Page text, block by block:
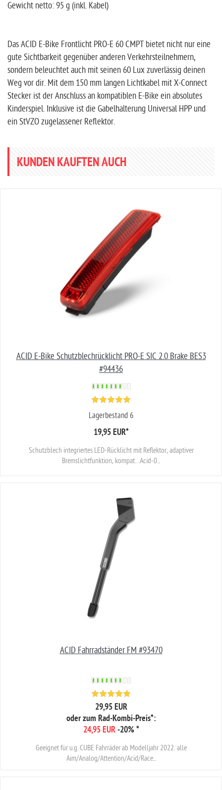
Gewicht netto: 95 g (inkl. Kabel)
Das ACID E-Bike Frontlicht PRO-E 60 CMPT bietet nicht nur eine
gute Sichtbarkeit gegenüber anderen Verkehrsteilnehmern,
sondern beleuchtet auch mit seinen 60 Lux zuverlässig deinen
Weg vor dir. Mit dem 150 mm langen Lichtkabel mit X-Connect
Stecker ist der Anschluss an kompatiblen E-Bike ein absolutes
Kinderspiel. Inklusive ist die Gabelhalterung Universal HPP und
ein StVZO zugelassener Reflektor.
KUNDEN KAUFTEN AUCH
ACID E-Bike Schutzblechrücklicht PRO-E SIC 2.0 Brake BES3
#94436
Lagerbestand 6
19,95 EUR*
Schutzblech integriertes LED-Rücklicht mit Reflektor, adaptiver
Bremslichtfunktion, kompat…Acid-0...
ACID Fahrradständer FM #93470
29,95 EUR
oder zum Rad-Kombi-Preis*:
24,95 EUR -20%*
Geeignet für u.g. CUBE Fahrräder ab Modelljahr 2022: alle
Aim/Analog/Attention/Acid/Race...